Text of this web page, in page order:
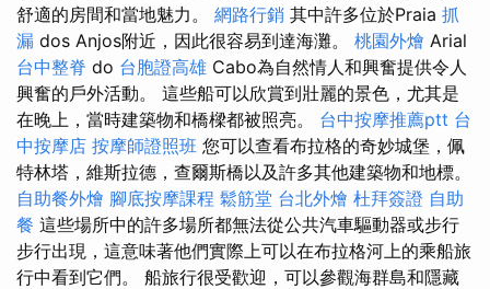
舒適的房間和當地魅力。 網路行銷 其中許多位於Praia 抓
漏 dos Anjos附近，因此很容易到達海灘。 桃園外燴 Arial
台中整脊 do 台胞證高雄 Cabo為自然情人和興奮提供令人
興奮的戶外活動。 這些船可以欣賞到壯麗的景色，尤其是
在晚上，當時建築物和橋樑都被照亮。 台中按摩推薦ptt 台
中按摩店 按摩師證照班 您可以查看布拉格的奇妙城堡，佩
特林塔，維斯拉德，查爾斯橋以及許多其他建築物和地標。
自助餐外燴 腳底按摩課程 鬆筋堂 台北外燴 杜拜簽證 自助
餐 這些場所中的許多場所都無法從公共汽車驅動器或步行
步行出現，這意味著他們實際上可以在布拉格河上的乘船旅
行中看到它們。 船旅行很受歡迎，可以參觀海群島和隱藏